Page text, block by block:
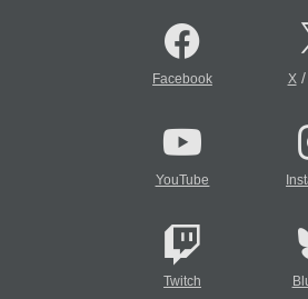
Facebook X/
YouTube
Twitch